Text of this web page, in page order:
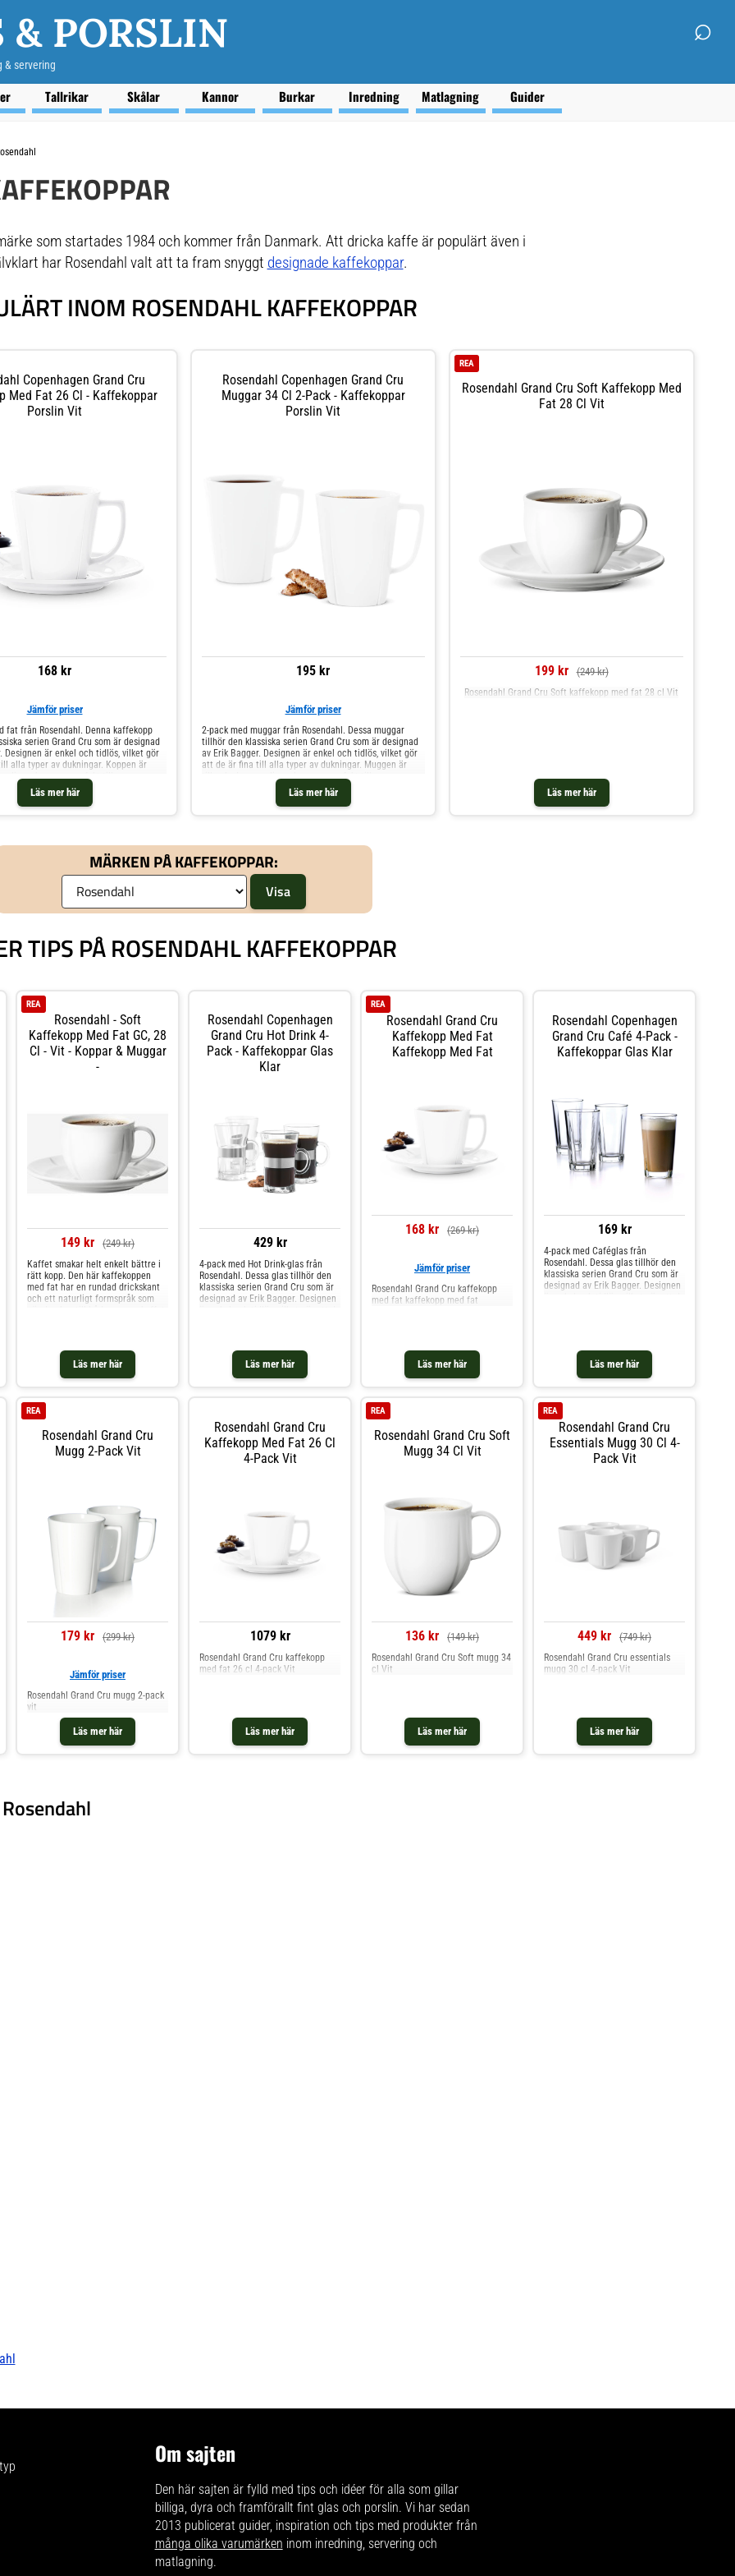
& PORSLIN
& servering
⌕
Tallrikar Skålar Kannor Burkar Inredning Matlagning Guider
som startades 1984 och kommer från Danmark. Att dricka kaffe är populärt även i
har Rosendahl valt att ta fram snyggt designade kaffekoppar.
INOM ROSENDAHL KAFFEKOPPAR
Copenhagen Grand Cru
Med Fat 26 Cl - Kaffekoppar
Porslin Vit
168 kr
Läs mer här
Jämför priser
fat från Rosendahl. Denna kaffekopp
serien Grand Cru som är designad
Designen är enkel och tidlös, vilket gör
alla typer av dukningar. Koppen är
kaffe och te. Shoppa Kaffekoppar och
hos Royal Design.
Rosendahl Copenhagen Grand Cru
Muggar 34 Cl 2-Pack - Kaffekoppar
Porslin Vit
195 kr
Läs mer här
Jämför priser
2-pack med muggar från Rosendahl. Dessa muggar
tillhör den klassiska serien Grand Cru som är designad
av Erik Bagger. Designen är enkel och tidlös, vilket gör
att de är fina till alla typer av dukningar. Muggen är
drycker såsom kaffe och te. Shoppa Kaffekoppar och
mer Muggar & Koppar hos Royal Design.
Rosendahl Grand Cru Soft Kaffekopp Med
Fat 28 Cl Vit
REA
199 kr (249 kr)
Läs mer här
Rosendahl Grand Cru Soft kaffekopp med fat 28 cl Vit
MÄRKEN PÅ KAFFEKOPPAR:
TIPS PÅ ROSENDAHL KAFFEKOPPAR
Rosendahl - Soft
Kaffekopp Med Fat GC, 28
Cl - Vit - Koppar & Muggar
-
REA
149 kr (249 kr)
Läs mer här
Kaffet smakar helt enkelt bättre i
rätt kopp. Den här kaffekoppen
med fat har en rundad drickskant
och ett naturligt formspråk som
Rosendahl Copenhagen
Grand Cru Hot Drink 4-
Pack - Kaffekoppar Glas
Klar
429 kr
Läs mer här
4-pack med Hot Drink-glas från
Rosendahl. Dessa glas tillhör den
klassiska serien Grand Cru som är
designad av Erik Bagger. Designen
Shoppa Kaffekoppar och mer
Muggar & Koppar hos Royal
Rosendahl Grand Cru
Kaffekopp Med Fat
Kaffekopp Med Fat
REA
168 kr (269 kr)
Läs mer här
Jämför priser
Rosendahl Grand Cru kaffekopp
med fat kaffekopp med fat
Rosendahl Copenhagen
Grand Cru Café 4-Pack -
Kaffekoppar Glas Klar
169 kr
Läs mer här
4-pack med Caféglas från
Rosendahl. Dessa glas tillhör den
klassiska serien Grand Cru som är
designad av Erik Bagger. Designen
Shoppa Kaffekoppar och mer
Muggar & Koppar hos Royal
Rosendahl Grand Cru
Mugg 2-Pack Vit
REA
179 kr (299 kr)
Läs mer här
Jämför priser
Rosendahl Grand Cru mugg 2-pack
vit
Rosendahl Grand Cru
Kaffekopp Med Fat 26 Cl
4-Pack Vit
1079 kr
Läs mer här
Rosendahl Grand Cru kaffekopp
med fat 26 cl 4-pack Vit
Rosendahl Grand Cru Soft
Mugg 34 Cl Vit
REA
136 kr (149 kr)
Läs mer här
Rosendahl Grand Cru Soft mugg 34
cl Vit
Rosendahl Grand Cru
Essentials Mugg 30 Cl 4-
Pack Vit
REA
449 kr (749 kr)
Läs mer här
Rosendahl Grand Cru essentials
mugg 30 cl 4-pack Vit
Om sajten
Den här sajten är fylld med tips och idéer för alla som gillar
billiga, dyra och framförallt fint glas och porslin. Vi har sedan
2013 publicerat guider, inspiration och tips med produkter från
många olika varumärken inom inredning, servering och
matlagning.